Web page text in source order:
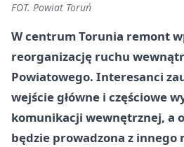
FOT. Powiat Toruń
W centrum Torunia remont
reorganizację ruchu
Powiatowego. Interesanci
wejście główne i częściowe
komunikacji wewnętrznej, a
będzie prowadzona z innego